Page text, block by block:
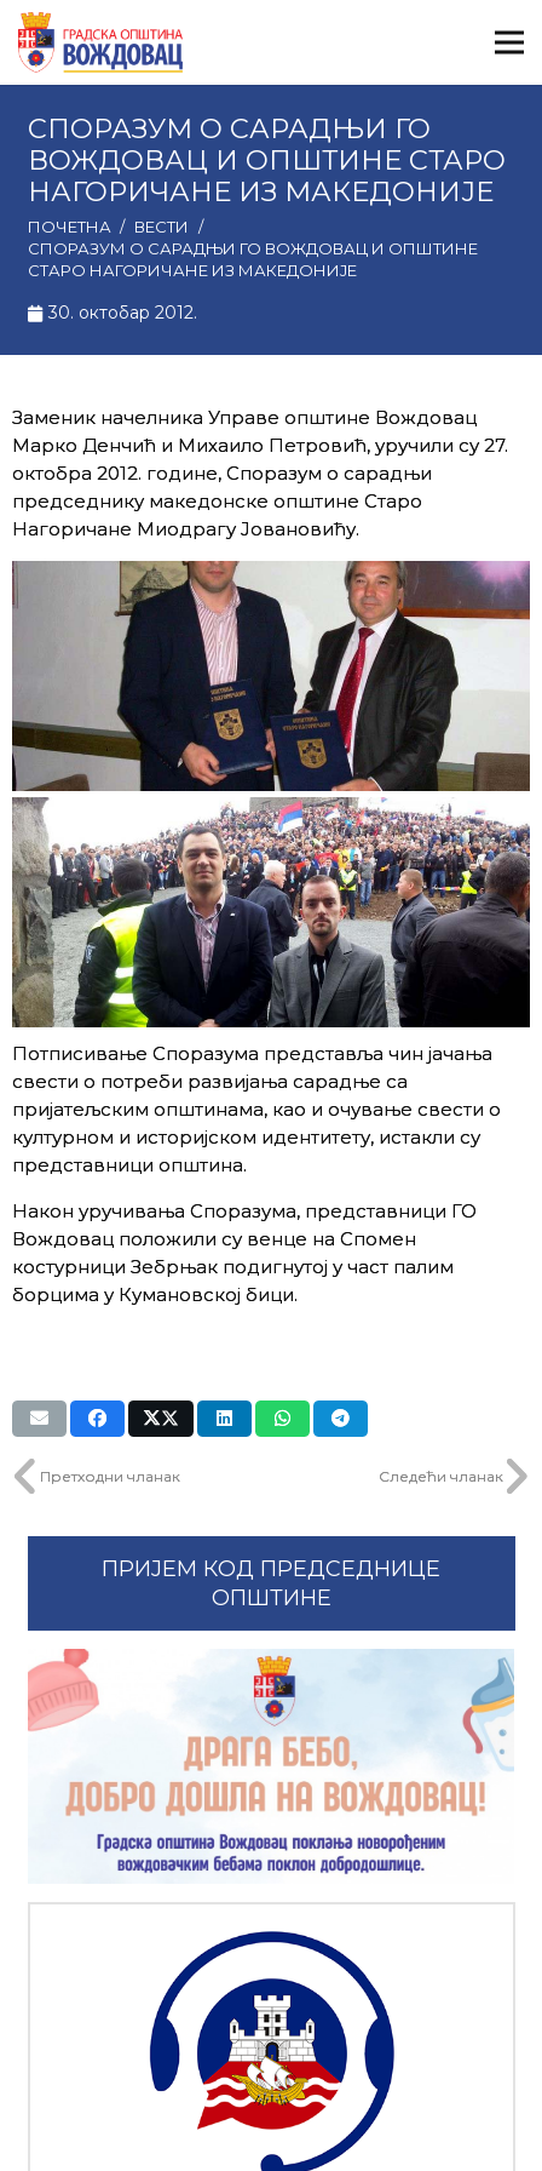
СПОРАЗУМ О САРАДЊИ ГО
ВОЖДОВАЦ И ОПШТИНЕ СТАРО
НАГОРИЧАНЕ ИЗ МАКЕДОНИЈЕ
ПОЧЕТНА / ВЕСТИ
/
СПОРАЗУМ О САРАДЊИ ГО ВОЖДОВАЦ И ОПШТИНЕ
СТАРО НАГОРИЧАНЕ ИЗ МАКЕДОНИЈЕ
30. октобар 2012.
Заменик начелника Управе општине Вождовац
Марко Денчић и Михаило Петровић, уручили су 27.
октобра 2012. године, Споразум о сарадњи
председнику македонске општине Старо
Нагоричане Миодрагу Јовановићу.
Потписивање Споразума представља чин јачања
свести о потреби развијања сарадње са
пријатељским општинама, као и очување свести о
културном и историјском идентитету, истакли су
представници општина.
Након уручивања Споразума, представници ГО
Вождовац положили су венце на Спомен
костурници Зебрњак подигнутој у част палим
борцима у Кумановској бици.
Претходни чланак Следећи чланак
ПРИЈЕМ КОД ПРЕДСЕДНИЦЕ
ОПШТИНЕ